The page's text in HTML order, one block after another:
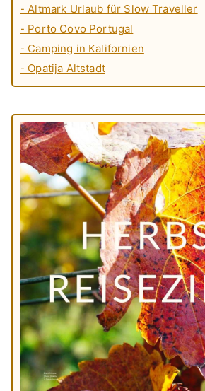
- Altmark Urlaub für Slow Traveller
- Porto Covo Portugal
- Camping in Kalifornien
- Opatija Altstadt